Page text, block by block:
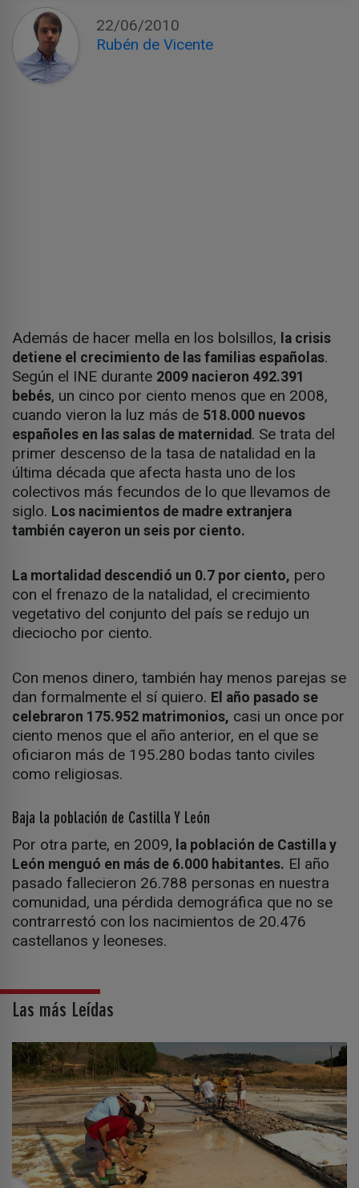
22/06/2010
Rubén de Vicente
Además de hacer mella en los bolsillos, la crisis
detiene el crecimiento de las familias españolas.
Según el INE durante 2009 nacieron 492.391
bebés, un cinco por ciento menos que en 2008,
cuando vieron la luz más de 518.000 nuevos
españoles en las salas de maternidad . Se trata del
primer descenso de la tasa de natalidad en la
última década que afecta hasta uno de los
colectivos más fecundos de lo que llevamos de
siglo. Los nacimientos de madre extranjera
también cayeron un seis por ciento.
La mortalidad descendió un 0.7 por ciento, pero
con el frenazo de la natalidad, el crecimiento
vegetativo del conjunto del país se redujo un
dieciocho por ciento.
Con menos dinero, también hay menos parejas se
dan formalmente el sí quiero. El año pasado se
celebraron 175.952 matrimonios, casi un once por
ciento menos que el año anterior, en el que se
oficiaron más de 195.280 bodas tanto civiles
como religiosas.
Baja la población de Castilla Y León
Por otra parte, en 2009, la población de Castilla y
León menguó en más de 6.000 habitantes. El año
pasado fallecieron 26.788 personas en nuestra
comunidad, una pérdida demográfica que no se
contrarrestó con los nacimientos de 20.476
castellanos y leoneses.
Las más Leídas